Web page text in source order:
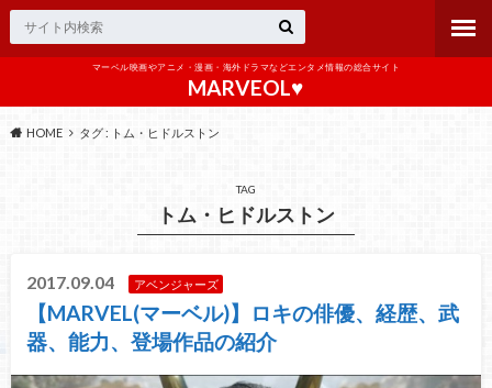
マーベル映画やアニメ・漫画・海外ドラマなどエンタメ情報の総合サイト
MARVEOL♥️
HOME タグ : トム・ヒドルストン
TAG
トム・ヒドルストン
2017.09.04 アベンジャーズ
【MARVEL(マーベル)】ロキの俳優、経歴、武
器、能力、登場作品の紹介